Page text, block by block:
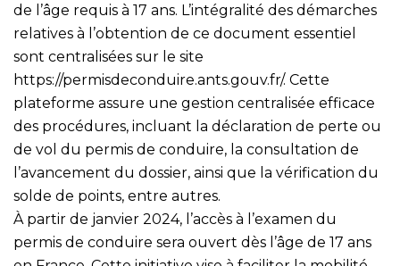
de l’âge requis à 17 ans. L’intégralité des démarches
relatives à l’obtention de ce document essentiel
sont centralisées sur le site
https://permisdeconduire.ants.gouv.fr/. Cette
plateforme assure une gestion centralisée efficace
des procédures, incluant la déclaration de perte ou
de vol du permis de conduire, la consultation de
l’avancement du dossier, ainsi que la vérification du
solde de points, entre autres.
À partir de janvier 2024, l’accès à l’examen du
permis de conduire sera ouvert dès l’âge de 17 ans